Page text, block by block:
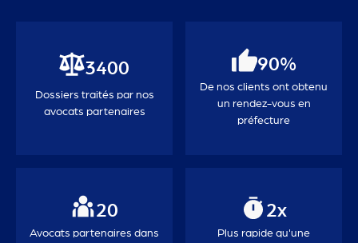
3400
Dossiers traités par nos
avocats partenaires
90%
De nos clients ont obtenu
un rendez-vous en
préfecture
20
Avocats partenaires dans
2x
Plus rapide qu'une